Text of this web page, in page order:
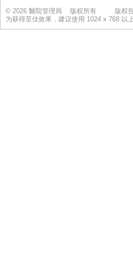
© 2026 醫院管理局 版权所有 版权
为获得至佳效果，建议使用 1024 x 768 以